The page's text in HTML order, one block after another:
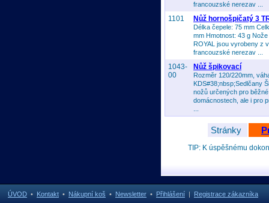
francouzské nerezav ...
1101 Nůž hornošpičatý 3
Délka čepele: 75 mm
mm Hmotnost: 43 g
ROYAL jsou vyrobeny z
francouzské nerezav ...
1043-
00
Nůž špikovací
Rozměr 120/220mm,
KDS#38;nbsp;Sedlčany
nožů určených pro
domácnostech, ale i pro
Stránky
TIP: K úspěšnému
ÚVOD • Kontakt • Nákupní koš • Newsletter • Přihlášení | Registrace zákazníka